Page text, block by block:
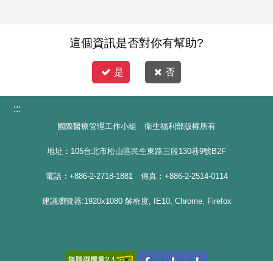
這個資訊是否對你有幫助?
是 否
:::
國際醫療管理工作小組 衛生福利部版權所有
地址：105台北市松山區民生東路三段130巷9號B2F
電話：+886-2-2718-1881 傳真：+886-2-2514-0114
建議瀏覽器:1920x1080 解析度, IE10, Chrome, Firefox